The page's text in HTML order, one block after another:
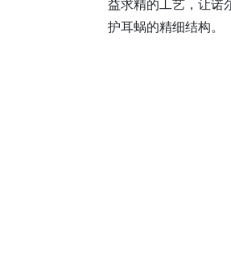
益求精的工艺，让诺
护耳蜗的精细结构。